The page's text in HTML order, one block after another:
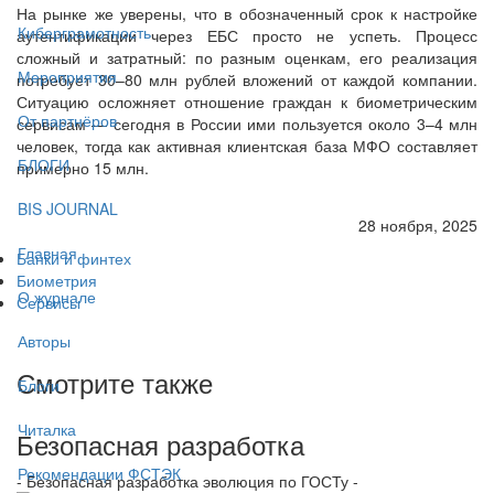
Киберграмотность
Мероприятия
От партнёров
БЛОГИ
BIS JOURNAL
Главная
О журнале
Авторы
Блоги
Читалка
Рекомендации ФСТЭК
На рынке же уверены, что в обозначенный срок к настройке
аутентификации через ЕБС просто не успеть. Процесс
сложный и затратный: по разным оценкам, его реализация
потребует 30–80 млн рублей вложений от каждой компании.
Ситуацию осложняет отношение граждан к биометрическим
сервисам — сегодня в России ими пользуется около 3–4 млн
человек, тогда как активная клиентская база МФО составляет
примерно 15 млн.
28 ноября, 2025
Банки и финтех
Биометрия
Сервисы
Смотрите также
Безопасная разработка
- Безопасная разработка эволюция по ГОСТу -